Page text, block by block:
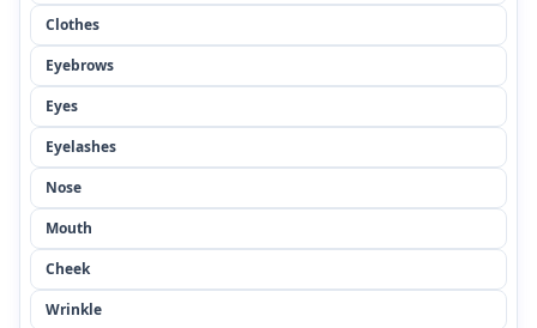
Clothes
Eyebrows
Eyes
Eyelashes
Nose
Mouth
Cheek
Wrinkle